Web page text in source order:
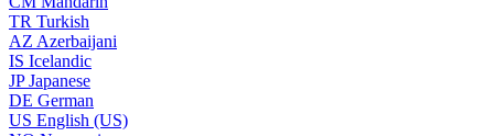
TR Turkish
AZ Azerbaijani
IS Icelandic
JPJapanese
DE German
US English (US)